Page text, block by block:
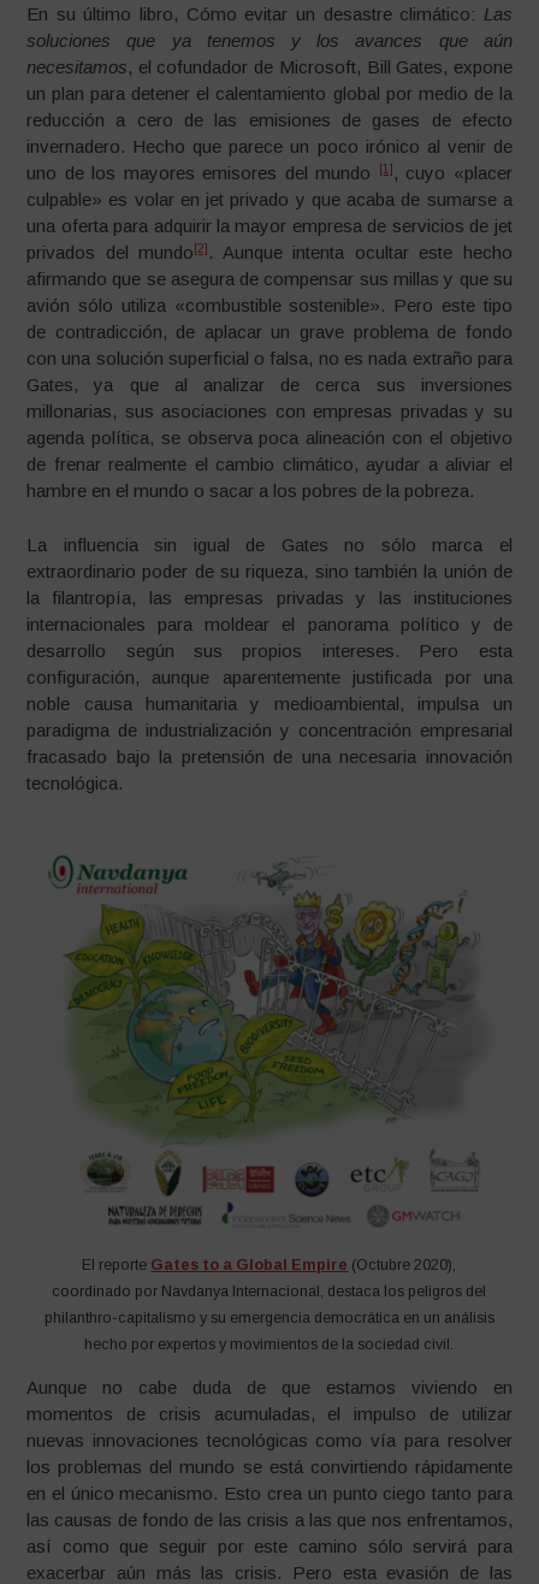
En su último libro, Cómo evitar un desastre climático: Las
soluciones que ya tenemos y los avances que aún
necesitamos, el cofundador de Microsoft, Bill Gates, expone
un plan para detener el calentamiento global por medio de la
reducción a cero de las emisiones de gases de efecto
invernadero. Hecho que parece un poco irónico al venir de
uno de los mayores emisores del mundo
[1] , cuyo «placer
culpable» es volar en jet privado y que acaba de sumarse a
una oferta para adquirir la mayor empresa de servicios de jet
privados del mundo [2] . Aunque intenta ocultar este hecho
afirmando que se asegura de compensar sus millas y que su
avión sólo utiliza «combustible sostenible». Pero este tipo
de contradicción, de aplacar un grave problema de fondo
con una solución superficial o falsa, no es nada extraño para
Gates, ya que al analizar de cerca sus inversiones
millonarias, sus asociaciones con empresas privadas y su
agenda política, se observa poca alineación con el objetivo
de frenar realmente el cambio climático, ayudar a aliviar el
hambre en el mundo o sacar a los pobres de la pobreza.
La influencia sin igual de Gates no sólo marca el
extraordinario poder de su riqueza, sino también la unión de
la filantropía, las empresas privadas y las instituciones
internacionales para moldear el panorama político y de
desarrollo según sus propios intereses. Pero esta
configuración, aunque aparentemente justificada por una
noble causa humanitaria y medioambiental, impulsa un
paradigma de industrialización y concentración empresarial
fracasado bajo la pretensión de una necesaria innovación
tecnológica.
El reporte Gates to a Global Empire (Octubre 2020),
coordinado por Navdanya Internacional, destaca los peligros del
philanthro-capitalismo y su emergencia democrática en un análisis
hecho por expertos y movimientos de la sociedad civil.
Aunque no cabe duda de que estamos viviendo en
momentos de crisis acumuladas, el impulso de utilizar
nuevas innovaciones tecnológicas como vía para resolver
los problemas del mundo se está convirtiendo rápidamente
en el único mecanismo. Esto crea un punto ciego tanto para
las causas de fondo de las crisis a las que nos enfrentamos,
así como que seguir por este camino sólo servirá para
exacerbar aún más las crisis. Pero esta evasión de las